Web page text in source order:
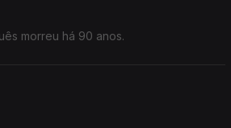
morreu há 90 anos.